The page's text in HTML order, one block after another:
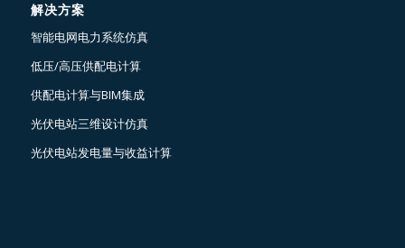
解决方案
智能电网电力系统仿真
低压/高压供配电计算
供配电计算与BIM集成
光伏电站三维设计仿真
光伏电站发电量与收益计算